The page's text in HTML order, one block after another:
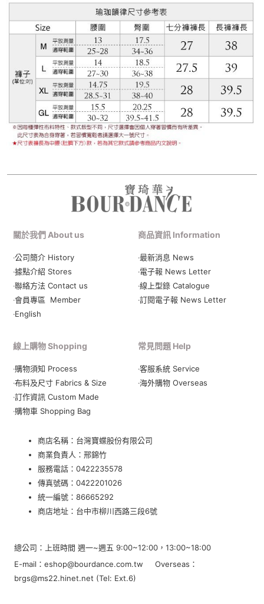
關於我們 About us
‧公司簡介 History
‧據點介紹 Stores
‧聯絡方法 Contact us
‧會員專區 Member
‧English
商品資訊 Information
‧最新消息 News
‧電子報 News Letter
‧線上型錄 Catalogue
‧訂閱電子報 News Letter
線上購物 Shopping
‧購物須知 Process
‧布料及尺寸 Fabrics & Size
‧訂作資訊 Custom Made
‧購物車 Shopping Bag
常見問題 Help
‧客服系統 Service
‧海外購物 Overseas
商店名稱：台灣寶蝶股份有限公司
商業負責人：邢錦竹
服務電話： 0422235578
傳真號碼：0422201026
統一編號：86665292
商店地址： 台中市柳川西路三段6號
總公司：上班時間 週一~週五 9:00~12:00，13:00~18:00
E-mail：eshop@bourdance.com.tw Overseas：
brgs@ms22.hinet.net (Tel: Ext.6)